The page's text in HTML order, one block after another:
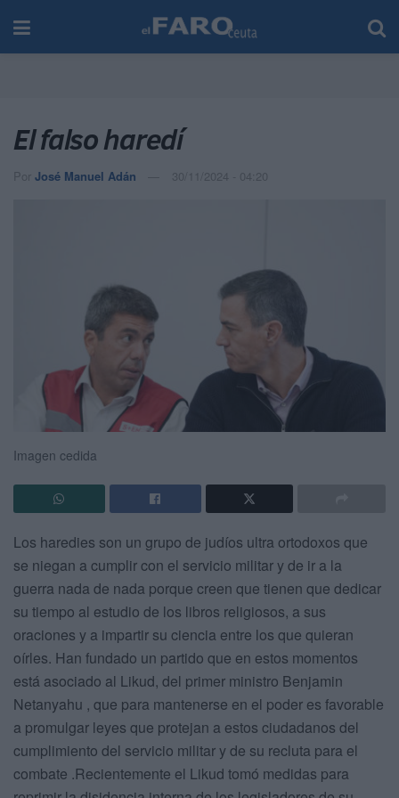
El falso haredí
Por José Manuel Adán 30/11/2024 - 04:20
Imagen cedida
Los haredies son un grupo de judíos ultra ortodoxos que
se niegan a cumplir con el servicio militar y de ir a la
guerra nada de nada porque creen que tienen que dedicar
su tiempo al estudio de los libros religiosos, a sus
oraciones y a impartir su ciencia entre los que quieran
oírles. Han fundado un partido que en estos momentos
está asociado al Likud, del primer ministro Benjamin
Netanyahu , que para mantenerse en el poder es favorable
a promulgar leyes que protejan a estos ciudadanos del
cumplimiento del servicio militar y de su recluta para el
combate .Recientemente el Likud tomó medidas para